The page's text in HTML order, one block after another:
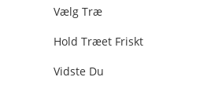
Vælg Træ
Hold Træet Friskt
Vidste Du